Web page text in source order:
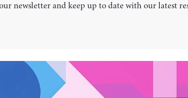
newsletter and keep up to date with our latest